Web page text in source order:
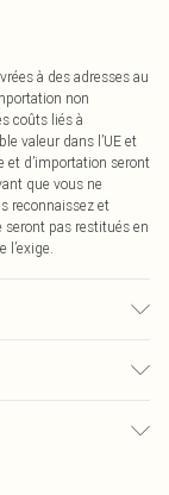
à des adresses au
non
coûts liés à
valeur dans l’UE et
et d’importation seront
que vous ne
reconnaissez et
pas restitués en
l’exige.